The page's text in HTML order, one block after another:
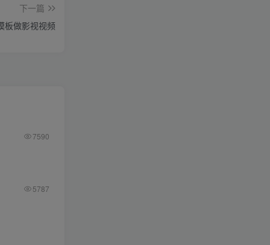
下一篇
板做影视视频
7590
5787